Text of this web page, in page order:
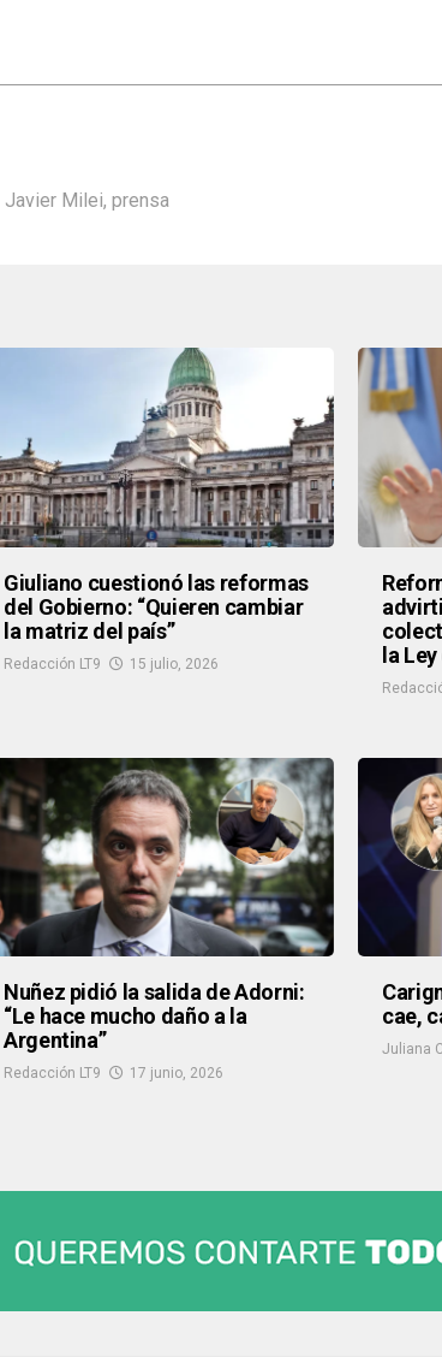
Javier Milei, prensa
Giuliano cuestionó las reformas
del Gobierno: “Quieren cambiar
la matriz del país”
Redacción LT9 15 julio, 2026
la
Nuñez pidió la salida de Adorni:
“Le hace mucho daño a la
Argentina”
Redacción LT9 17 junio, 2026
cae,
Juliana